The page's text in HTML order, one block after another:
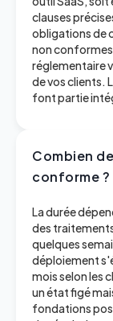
clauses
obligations de
non conformes
réglementaire
de vos clients.
font partie
Combien
conforme ?
La durée
des
quelques
déploiement
mois selon les
un état figé
fondations